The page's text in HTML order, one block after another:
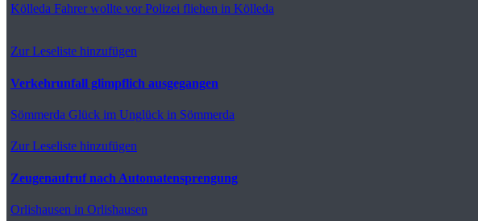
Kölleda Fahrer wollte vor Polizei fliehen in Kölleda
Zur Leseliste hinzufügen
Verkehrunfall glimpflich ausgegangen
Sömmerda Glück im Unglück in Sömmerda
Zur Leseliste hinzufügen
Zeugenaufruf nach Automatensprengung
Orlishausen in Orlishausen